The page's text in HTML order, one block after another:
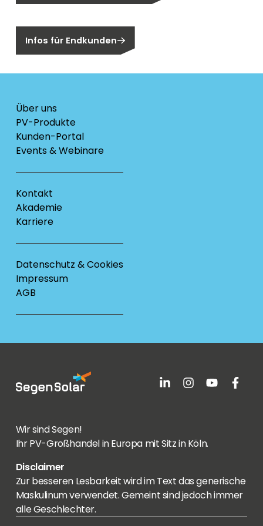
Infos für Endkunden
Über uns
PV-Produkte
Kunden-Portal
Events & Webinare
Kontakt
Akademie
Karriere
Datenschutz & Cookies
Impressum
AGB
Wir sind Segen!
Ihr PV-Großhandel in Europa mit Sitz in Köln.
Disclaimer
Zur besseren Lesbarkeit wird im Text das generische
Maskulinum verwendet. Gemeint sind jedoch immer
alle Geschlechter.